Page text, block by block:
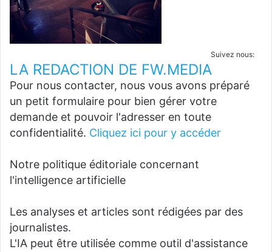
Suivez nous:
LA REDACTION DE FW.MEDIA
Pour nous contacter, nous vous avons préparé
un petit formulaire pour bien gérer votre
demande et pouvoir l'adresser en toute
confidentialité. Cliquez ici pour y accéder
Notre politique éditoriale concernant
l'intelligence artificielle
Les analyses et articles sont rédigées par des
journalistes.
L'IA peut être utilisée comme outil d'assistance